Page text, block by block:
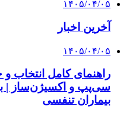
۱۴۰۵/۰۴/۰۵
آخرین اخبار
۱۴۰۵/۰۴/۰۵
راهنمای کامل انتخاب
سی‌پپ و اکسیژن‌ساز |
بیماران تنفسی